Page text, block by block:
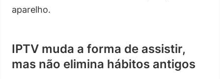
aparelho.
IPTV muda a forma de assistir,
mas não elimina hábitos antigos